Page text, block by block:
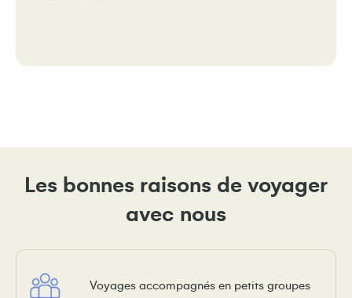
Les bonnes raisons de voyager
avec nous
Voyages accompagnés en petits groupes